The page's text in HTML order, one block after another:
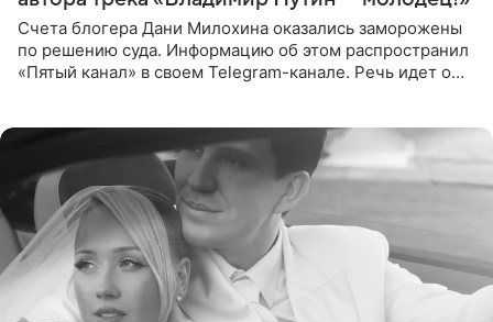
Счета блогера Дани Милохина оказались заморожены
по решению суда. Информацию об этом распространил
«Пятый канал» в своем Telegram-канале. Речь идет о